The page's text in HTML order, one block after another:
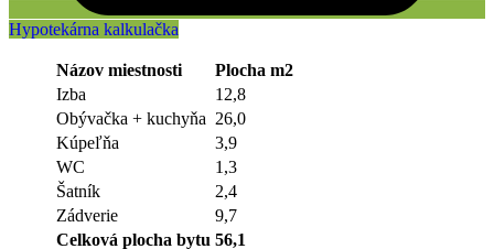
Hypotekárna kalkulačka
Názov miestnosti
Plocha m2
Izba
12,8
Obývačka + kuchyňa 26,0
Kúpeľňa
3,9
WC
1,3
Šatník
2,4
Zádverie
9,7
Celková plocha bytu 56,1